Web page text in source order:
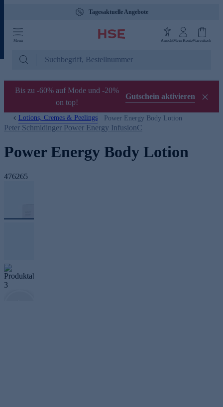
Tagesaktuelle Angebote
Menü AnsichtMein KontoWarenkorb
Bis zu -60% auf Mode und -20%
on top!
Gutschein aktivieren
Lotions, Cremes & Peelings Power Energy Body Lotion
Peter Schmidinger Power Energy InfusionC
Power Energy Body Lotion
476265